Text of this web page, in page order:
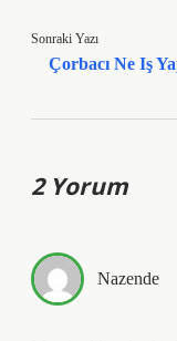
Sonraki Yazı
Çorbacı Ne Iş
2 Yorum
Nazende